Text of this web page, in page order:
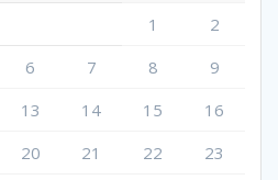
1
2
6 7 8
9
13 14 15
16
20 21 22
23